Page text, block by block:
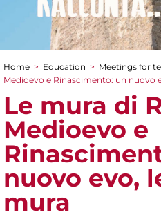
You are here
Home > Education > Meetings for
Medioevo e Rinascimento: un nuovo
Le mura di
Medioevo e
nuovo evo,
mura